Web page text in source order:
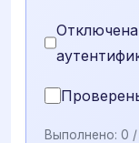
Выполнено: 0